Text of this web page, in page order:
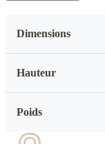
Dimensions
Hauteur
Poids